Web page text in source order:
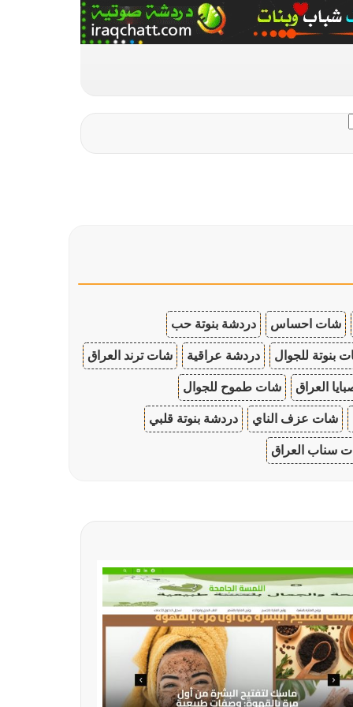
شات احساس دردشة بنوتة حب
بنوتة للجوال دردشة عراقية شات ترند العراق
العراق شات طموح للجوال
شات عزف الناي دردشة بنوتة قلبي
سناب العراق